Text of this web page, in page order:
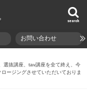
search
お問い合わせ
選抜講座、tav講座を全て終え、今
ージングさせていただいておりま